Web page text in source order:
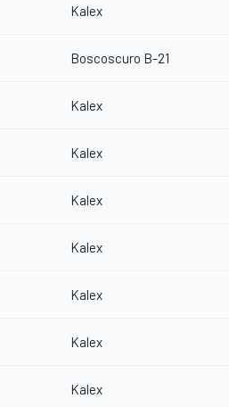
Kalex
Boscoscuro B-21
Kalex
Kalex
Kalex
Kalex
Kalex
Kalex
Kalex